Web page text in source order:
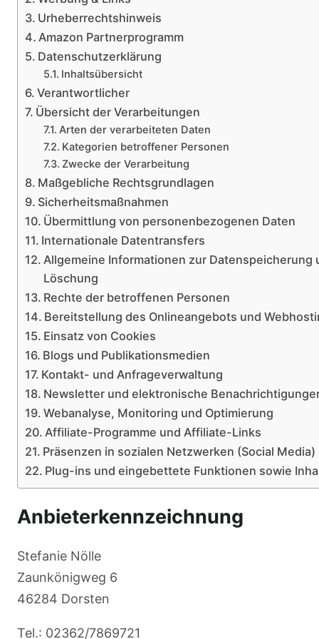
Urheberrechtshinweis
Amazon Partnerprogramm
Datenschutzerklärung
Inhaltsübersicht
Verantwortlicher
Übersicht der Verarbeitungen
Arten der verarbeiteten Daten
Kategorien betroffener Personen
Zwecke der Verarbeitung
Maßgebliche Rechtsgrundlagen
Sicherheitsmaßnahmen
Übermittlung von personenbezogenen Daten
Internationale Datentransfers
Allgemeine Informationen zur Datenspeicherung
Löschung
Rechte der betroffenen Personen
Bereitstellung des Onlineangebots und
Einsatz von Cookies
Blogs und Publikationsmedien
Kontakt- und Anfrageverwaltung
Newsletter und elektronische
Webanalyse, Monitoring und Optimierung
Affiliate-Programme und Affiliate-Links
Präsenzen in sozialen Netzwerken (Social Media)
Plug-ins und eingebettete Funktionen sowie
Anbieterkennzeichnung
Stefanie Nölle
Zaunkönigweg 6
46284 Dorsten
Tel.: 02362/7869721